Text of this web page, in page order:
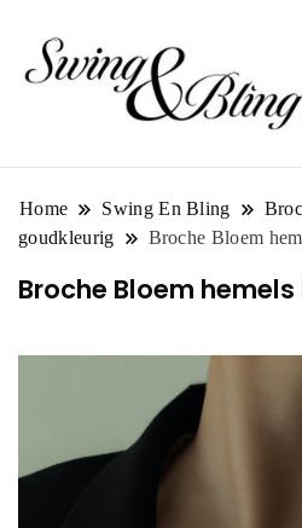
Home Swing En Bling
goudkleurig
Broche Bloem
Broche Bloem